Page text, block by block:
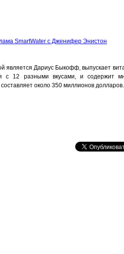
SmartWater с Дженифер Энистон
является Дариус Быкофф, выпускает
с 12 разными вкусами, и содержит
около 350 миллионов долларов.